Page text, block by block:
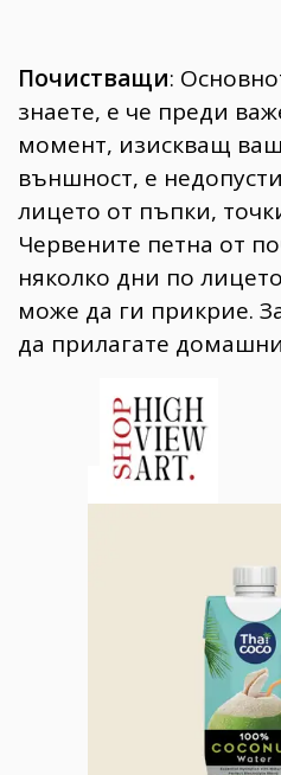
Почистващи:
знаете, е че преди
момент, изискващ
външност, е
лицето от пъпки,
Червените петна от
няколко дни по
може да ги прикрие.
да прилагате